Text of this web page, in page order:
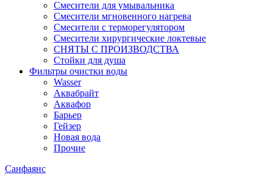
Смесители для умывальника
Смесители мгновенного нагрева
Смесители с терморегулятором
Смесители хирургические локтевые
СНЯТЫ С ПРОИЗВОДСТВА
Стойки для душа
Фильтры очистки воды
Wasser
Аквабрайт
Аквафор
Барьер
Гейзер
Новая вода
Прочие
Санфаянс